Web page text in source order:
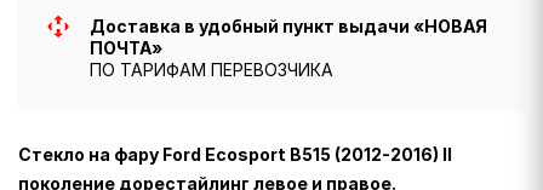
Доставка в удобный пункт выдачи «НОВАЯ
ПОЧТА»
ПО ТАРИФАМ ПЕРЕВОЗЧИКА
Стекло на фару Ford Ecosport B515 (2012-2016) II
поколение дорестайлинг левое и правое.